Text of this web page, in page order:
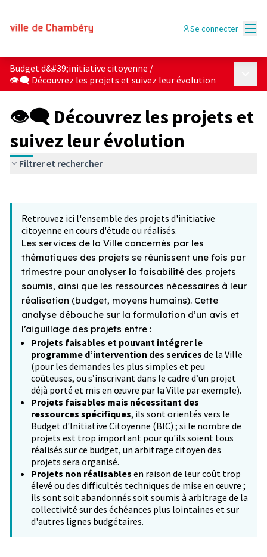
Se connecter
Budget d&#39;initiative citoyenne /
👁‍🗨 Découvrez les projets et suivez leur évolution
👁‍🗨 Découvrez les projets et
suivez leur évolution
Filtrer et rechercher
−
Retrouvez ici l'ensemble des projets d'initiative
citoyenne en cours d'étude ou réalisés.
Les services de la Ville concernés par les
thématiques des projets se réunissent une fois par
trimestre pour analyser la faisabilité des projets
soumis, ainsi que les ressources nécessaires à leur
réalisation (budget, moyens humains). Cette
analyse débouche sur la formulation d’un avis et
l’aiguillage des projets entre :
Projets faisables et pouvant intégrer le
programme d’intervention des services de la Ville
(pour les demandes les plus simples et peu
coûteuses, ou s’inscrivant dans le cadre d’un projet
déjà porté et mis en œuvre par la Ville par exemple).
Projets faisables mais nécessitant des
ressources spécifiques, ils sont orientés vers le
Budget d'Initiative Citoyenne (BIC) ; si le nombre de
projets est trop important pour qu'ils soient tous
réalisés sur ce budget, un arbitrage citoyen des
projets sera organisé.
Projets non réalisables en raison de leur coût trop
élevé ou des difficultés techniques de mise en œuvre ;
ils sont soit abandonnés soit soumis à arbitrage de la
collectivité sur des échéances plus lointaines et sur
d'autres lignes budgétaires.